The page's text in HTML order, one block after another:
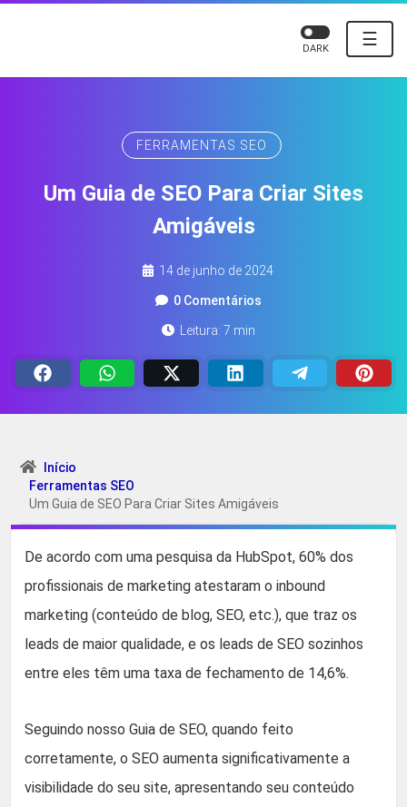
☰
DARK
FERRAMENTAS SEO
Um Guia de SEO Para Criar Sites
Amigáveis
14 de junho de 2024
0 Comentários
Leitura: 7 min
Início
Ferramentas SEO
Um Guia de SEO Para Criar Sites Amigáveis
De acordo com uma pesquisa da HubSpot, 60% dos
profissionais de marketing atestaram o inbound
marketing (conteúdo de blog, SEO, etc.), que traz os
leads de maior qualidade, e os leads de SEO sozinhos
entre eles têm uma taxa de fechamento de 14,6%.
Seguindo nosso Guia de SEO, quando feito
corretamente, o SEO aumenta significativamente a
visibilidade do seu site, apresentando seu conteúdo